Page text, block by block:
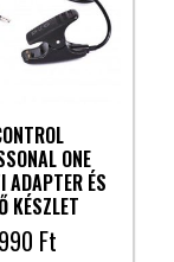
ONE
ADAPTER ÉS
KÉSZLET
Ft